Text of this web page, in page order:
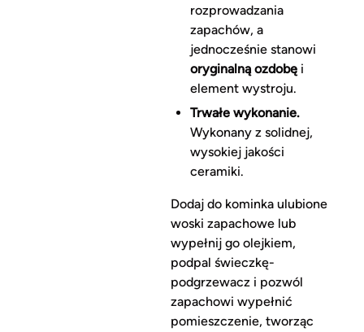
rozprowadzania
zapachów, a
jednocześnie stanowi
oryginalną ozdobęi
element wystroju.
Trwałe wykonanie.
Wykonany z solidnej,
wysokiej jakości
ceramiki.
Dodaj do kominka ulubione
woski zapachowe lub
wypełnij go olejkiem,
podpal świeczkę-
podgrzewacz i pozwól
zapachowi wypełnić
pomieszczenie, tworząc